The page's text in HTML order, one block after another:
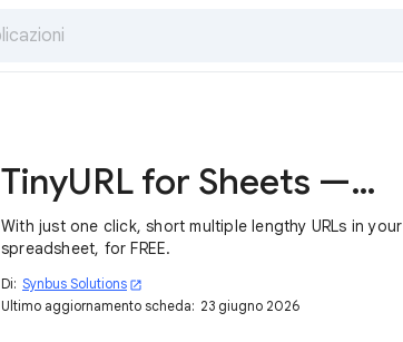
TinyURL for Sheets — URL Shortener
With just one click, short multiple lengthy URLs in your
spreadsheet, for FREE.
Di: Synbus Solutions open_in_new
Ultimo aggiornamento scheda: 23 giugno 2026